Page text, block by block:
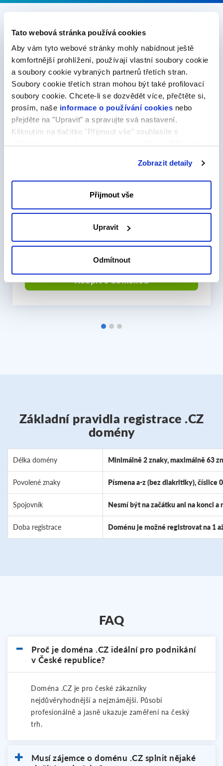
Tato webová stránka používá cookies
Aby vám tyto webové stránky mohly nabídnout ještě
komfortnější prohlížení, používají vlastní soubory cookie
a soubory cookie vybraných partnerů třetích stran.
Soubory cookie třetích stran mohou být také profilovací
soubory cookie. Chcete-li se dozvědět více, přečtěte si,
prosím, naše informace o používání cookies nebo
přejděte na "Upravit" a spravujte svá nastavení.
Kliknutím na tlačítko "Přijmout vše" souhlasíte s
Zobrazit detaily
Přijmout vše
Upravit
Odmítnout
S FORPSI je .CZ jednoduchá
a výhodná volba
Potřebujete rychle spustit web, e-mail nebo online prezentaci?
U nás to zvládnete během pár minut. Vyberte si .CZ doménu
a propojte ji s našimi službami pro snadný start:
SuperSite
tvorba webu pomocí intuitivního editoru
od 39,00 Kč
za měsíc
Více informací
Koupit s doménou
Základní pravidla registrace .CZ
domény
Délka domény Minimálně 2 znaky, maximálně 63
Povolené znaky Písmena a-z (bez diakritiky), číslice
Spojovník Nesmí být na začátku ani na konci a
Doba registrace Doménu je možné registrovat na 1
FAQ
Proč je doména .CZ ideální pro podnikání
v České republice?
Doména .CZ je pro české zákazníky
nejdůvěryhodnější a nejznámější. Působí
profesionálně a jasně ukazuje zaměření na český
trh.
Musí zájemce o doménu .CZ splnit nějaké